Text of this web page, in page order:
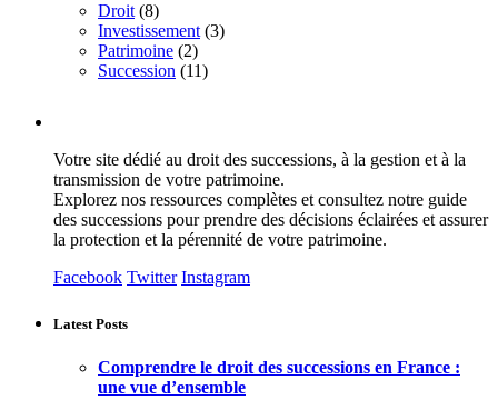
Droit(8)
Investissement(3)
Patrimoine (2)
Succession (11)
Votre site dédié au droit des successions, à la gestion et à la
transmission de votre patrimoine.
Explorez nos ressources complètes et consultez notre guide
des successions pour prendre des décisions éclairées et assurer
la protection et la pérennité de votre patrimoine.
Facebook Twitter Instagram
Latest Posts
Comprendre le droit des successions en France :
une vue d’ensemble